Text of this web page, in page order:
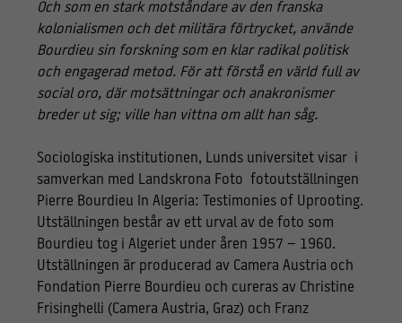
Och som en stark motståndare av den franska
kolonialismen och det militära förtrycket, använde
Bourdieu sin forskning som en klar radikal politisk
och engagerad metod. För att förstå en värld full av
social oro, där motsättningar och anakronismer
breder ut sig; ville han vittna om allt han såg.
Sociologiska institutionen, Lunds universitet visar i
samverkan med Landskrona Foto fotoutställningen
Pierre Bourdieu In Algeria: Testimonies of Uprooting.
Utställningen består av ett urval av de foto som
Bourdieu tog i Algeriet under åren 1957 – 1960.
Utställningen är producerad av Camera Austria och
Fondation Pierre Bourdieu och cureras av Christine
Frisinghelli (Camera Austria, Graz) och Franz